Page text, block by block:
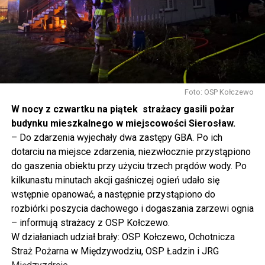
rolnictwem, silne innowacją, to polska racja stanu. I my
tak to traktujemy. Jesteśmy dzisiaj w Wolinie. Często to
mówię, tutaj, na wyspie Wolin, na wyspie Uznam, Polska
się tutaj nie kończy, Polska się tutaj zaczyna.
Gdyby nie determinacja rządu Prawa i Sprawiedliwości,
to tunel pod Świną do dzisiaj byłby w sferze
projektowania i dyskusji. Ważny tutaj był wkład
samorządu, ale to rząd PiS podjął w tej sprawie
najważniejsze decyzje. Powstał dzięki ogromnej
determinacji rządu najpierw Pani Premier Beaty Szydło,
a następnie Pana Premiera Mateusza Morawieckiego.
Chciałbym podziękować Panu Premierowi za to jak
osobiście pilnował powstania tej inwestycji. Cieszymy
się, że turyści również korzystają z tunelu, cieszymy się,
że wśród tych 4 milionów samochodów, które
przejechały już otwartym tunelem w Świnoujściu,
przyjechało tutaj do nas tak wielu turystów z zagranicy
– powiedział Wiceprezes PiS Joachim Brudziński w
Foto: OSP Kołczewo
W nocy z czwartku na piątek strażacy gasili pożar
budynku mieszkalnego w miejscowości Sierosław.
– Do zdarzenia wyjechały dwa zastępy GBA. Po ich
dotarciu na miejsce zdarzenia, niezwłocznie przystąpiono
do gaszenia obiektu przy użyciu trzech prądów wody. Po
kilkunastu minutach akcji gaśniczej ogień udało się
wstępnie opanować, a następnie przystąpiono do
rozbiórki poszycia dachowego i dogaszania zarzewi ognia
– informują strażacy z OSP Kołczewo.
W działaniach udział brały: OSP Kołczewo, Ochotnicza
Straż Pożarna w Międzywodziu, OSP Ładzin i JRG